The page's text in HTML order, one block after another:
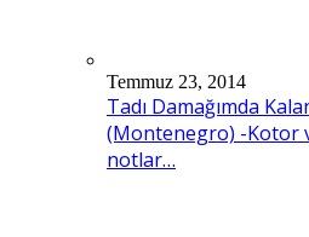
Temmuz 23, 2014
Tadı Damağımda
(Montenegro) -Kotor
notlar…